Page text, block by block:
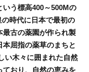
う標高400～500Mの
時代に日本で最初の
古の薬園が作られ製
屈指の薬草のまちと
い木々に囲まれた自然
おり、自然の恵みを